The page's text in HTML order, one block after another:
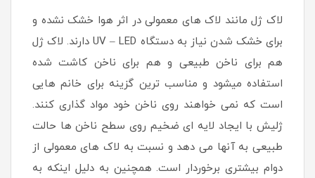
لاک ژل مانند لاک های معمولی در اثر هوا خشک نشده و
برای خشک شدن نیاز به دستگاه UV – LED دارند. لاک ژل
هم برای ناخن طبیعی و هم برای ناخن کاشت شده
استفاده میشود و مناسب ترین گزینه برای خانم هایی
است که نمی خواهند روی ناخن خود مواد گذاری کنند.
ژلیش با ایجاد لایه ای ضخیم روی سطح ناخن ها حالت
طبیعی به آنها می دهد و نسبت به لاک های معمولی از
دوام بیشتری برخوردار است. همچنین به دلیل اینکه به